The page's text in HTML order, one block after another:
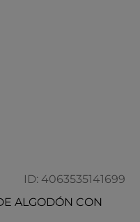
ID: 4063535141699
ALGODÓN CON